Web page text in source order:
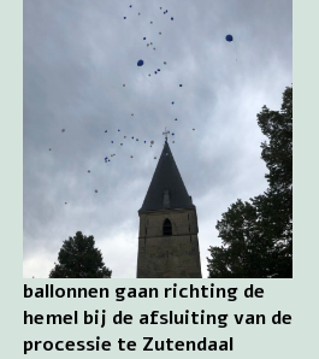
ballonnen gaan richting de
hemel bij de afsluiting van de
processie te Zutendaal